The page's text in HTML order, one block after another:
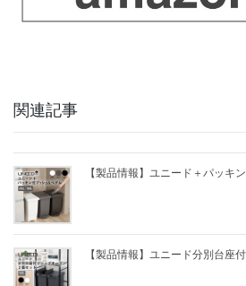
関連記事
【製品情報】ユニード＋パッキ
【製品情報】ユニード分別台座